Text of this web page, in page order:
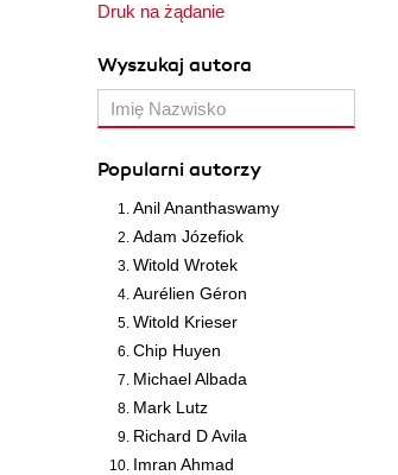
Druk na żądanie
Wyszukaj autora
Popularni autorzy
Anil Ananthaswamy
Adam Józefiok
Witold Wrotek
Aurélien Géron
Witold Krieser
Chip Huyen
Michael Albada
Mark Lutz
Richard D Avila
Imran Ahmad